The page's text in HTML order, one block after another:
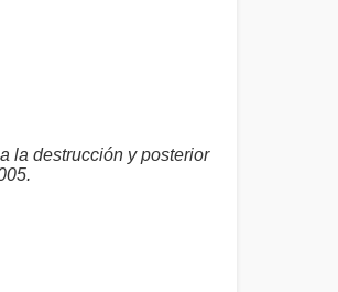
la destrucción y posterior